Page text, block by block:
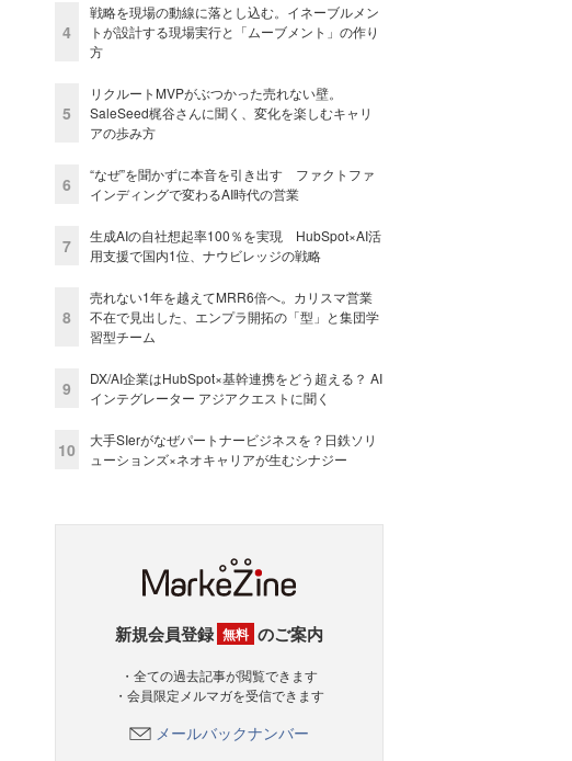
4
戦略を現場の動線に落とし込む。イネーブルメン
トが設計する現場実行と「ムーブメント」の作り
方
5
リクルートMVPがぶつかった売れない壁。
SaleSeed梶谷さんに聞く、変化を楽しむキャリ
アの歩み方
6
“なぜ”を聞かずに本音を引き出す ファクトファ
インディングで変わるAI時代の営業
7
生成AIの自社想起率100％を実現 HubSpot×AI活
用支援で国内1位、ナウビレッジの戦略
8
売れない1年を越えてMRR6倍へ。カリスマ営業
不在で見出した、エンプラ開拓の「型」と集団学
習型チーム
9
DX/AI企業はHubSpot×基幹連携をどう超える？ AI
インテグレーター アジアクエストに聞く
10
大手SIerがなぜパートナービジネスを？日鉄ソリ
ューションズ×ネオキャリアが生むシナジー
新規会員登録 無料 のご案内
・全ての過去記事が閲覧できます
・会員限定メルマガを受信できます
メールバックナンバー